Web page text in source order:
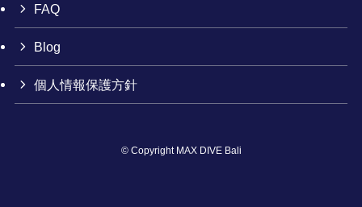
FAQ
Blog
個人情報保護方針
©Copyright MAX DIVE Bali